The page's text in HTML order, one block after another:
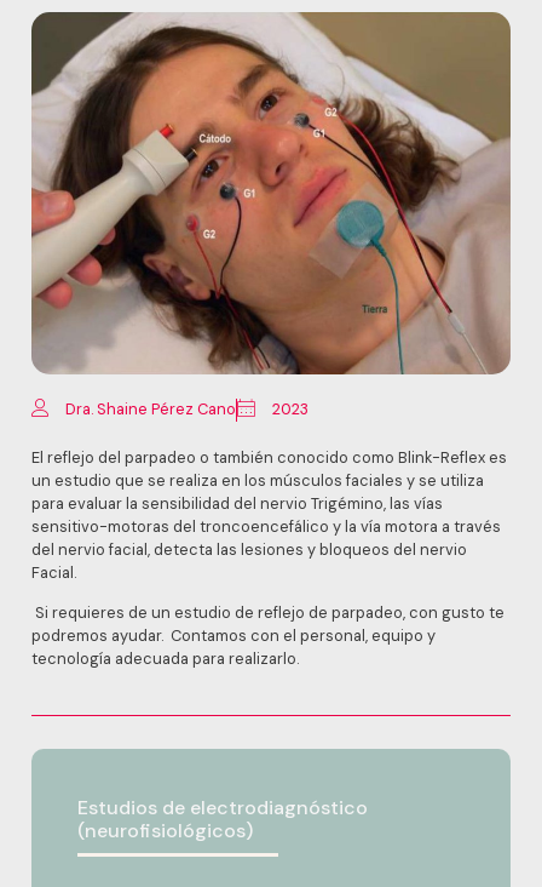
Dra. Shaine Pérez Cano 2023
El reflejo del parpadeo o también conocido como Blink-Reflex es
un estudio que se realiza en los músculos faciales y se utiliza
para evaluar la sensibilidad del nervio Trigémino, las vías
sensitivo-motoras del troncoencefálico y la vía motora a través
del nervio facial, detecta las lesiones y bloqueos del nervio
Facial.
Si requieres de un estudio de reflejo de parpadeo, con gusto te
podremos ayudar. Contamos con el personal, equipo y
tecnología adecuada para realizarlo.
Estudios de electrodiagnóstico
(neurofisiológicos)